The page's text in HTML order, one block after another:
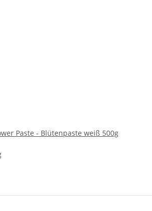
Paste - Blütenpaste weiß 500g